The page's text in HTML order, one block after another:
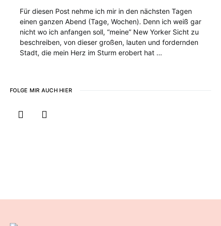
Für diesen Post nehme ich mir in den nächsten Tagen
einen ganzen Abend (Tage, Wochen). Denn ich weiß gar
nicht wo ich anfangen soll, “meine” New Yorker Sicht zu
beschreiben, von dieser großen, lauten und fordernden
Stadt, die mein Herz im Sturm erobert hat …
FOLGE MIR AUCH HIER